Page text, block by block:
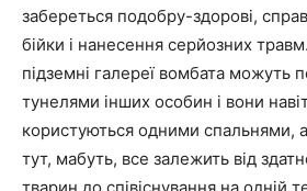
забереться подобру-здорові,
бійки і нанесення серйозних
підземні галереї вомбата можуть
тунелями інших особин і вони
користуються одними спальнями,
тут, мабуть, все залежить від